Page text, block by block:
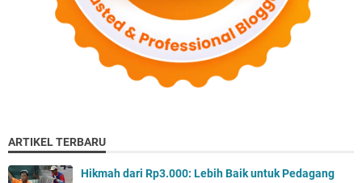
ARTIKEL TERBARU
Hikmah dari Rp3.000: Lebih Baik untuk Pedagang